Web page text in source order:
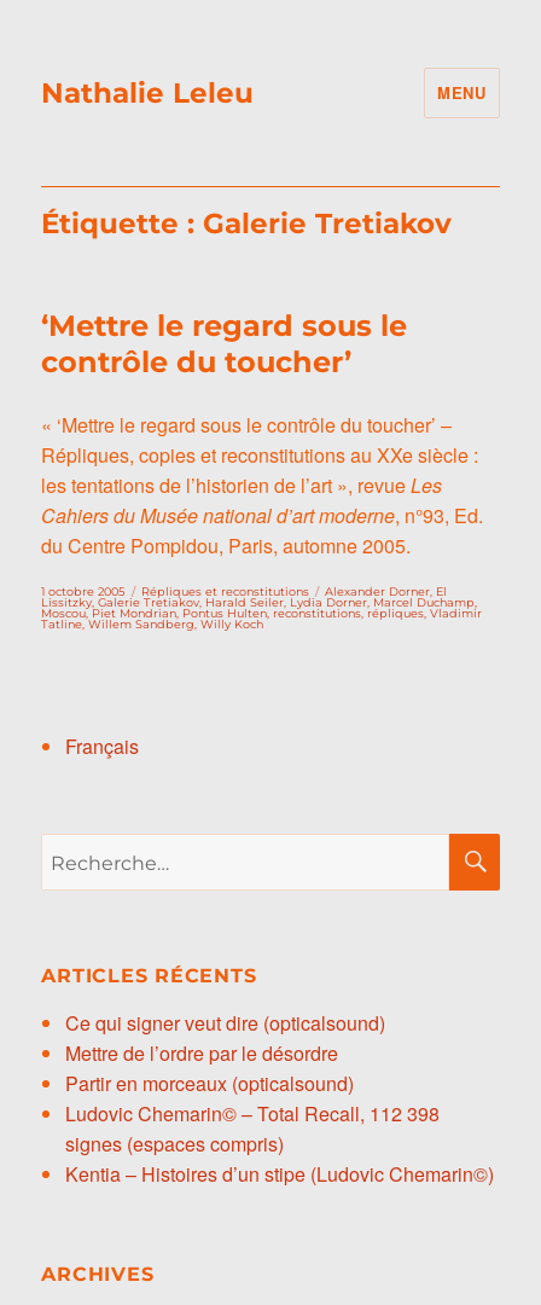
Nathalie Leleu MENU
Étiquette : Galerie Tretiakov
‘Mettre le regard sous le
contrôle du toucher’
« ‘Mettre le regard sous le contrôle du toucher’ –
Répliques, copies et reconstitutions au XXe siècle :
les tentations de l’historien de l’art », revueLes
Cahiers du Musée national d’art moderne, n°93, Ed.
du Centre Pompidou, Paris, automne 2005.
Publié
le
1 octobre 2005 Catégories
Répliques et reconstitutions Étiquettes
Alexander Dorner El
Lissitzky ,Galerie Tretiakov Harald Seiler Lydia Dorner Marcel Duchamp
Moscou,Piet Mondrian Pontus Hulten reconstitutions ,répliques ,Vladimir
Tatline ,Willem Sandberg ,Willy Koch
Français
pour :
ARTICLES RÉCENTS
Ce qui signer veut dire (opticalsound)
Mettre de l’ordre par le désordre
Partir en morceaux (opticalsound)
Ludovic Chemarin© – Total Recall, 112 398
signes (espaces compris)
Kentia – Histoires d’un stipe (Ludovic Chemarin©)
ARCHIVES